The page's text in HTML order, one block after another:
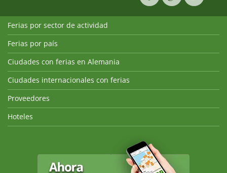
Ferias por sector de actividad
Ferias por país
Ciudades con ferias en Alemania
Ciudades internacionales con ferias
Proveedores
Hoteles